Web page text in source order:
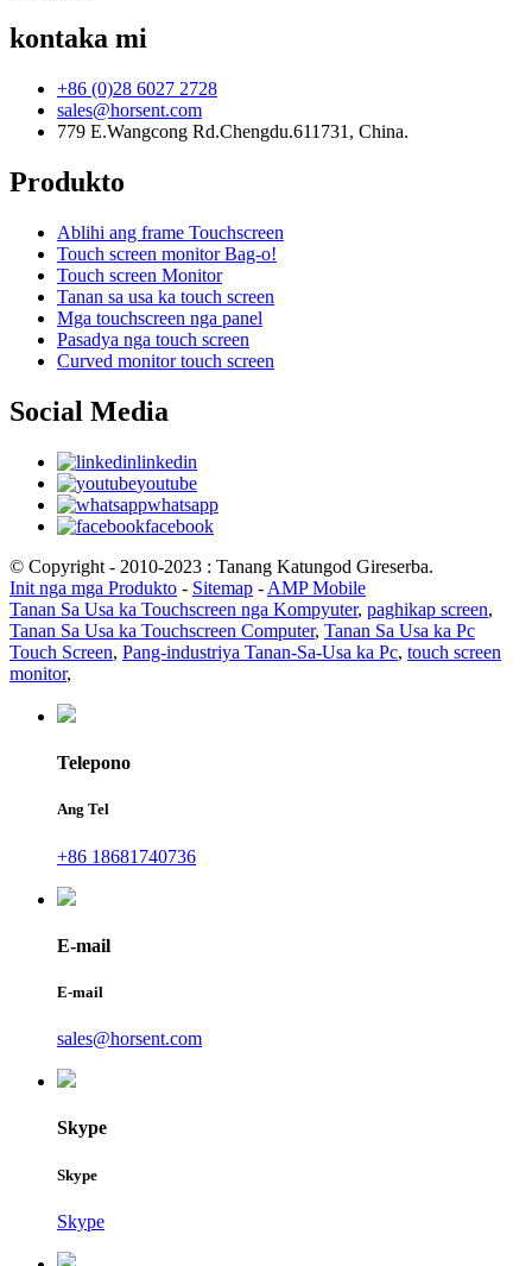
kontaka mi
+86 (0)28 6027 2728
sales@horsent.com
779 E.Wangcong Rd.Chengdu.611731, China.
Produkto
Ablihi ang frame Touchscreen
Touch screen monitor Bag-o!
Touch screen Monitor
Tanan sa usa ka touch screen
Mga touchscreen nga panel
Pasadya nga touch screen
Curved monitor touch screen
Social Media
linkedin
youtube
whatsapp
facebook
© Copyright - 2010-2023 : Tanang Katungod Gireserba.
Init nga mga Produkto - Sitemap - AMP Mobile
Tanan Sa Usa ka Touchscreen nga Kompyuter, paghikap screen,
Tanan Sa Usa ka Touchscreen Computer, Tanan Sa Usa ka Pc
Touch Screen, Pang-industriya Tanan-Sa-Usa ka Pc, touch screen
monitor,
Telepono
Ang Tel
+86 18681740736
E-mail
E-mail
sales@horsent.com
Skype
Skype
Skype